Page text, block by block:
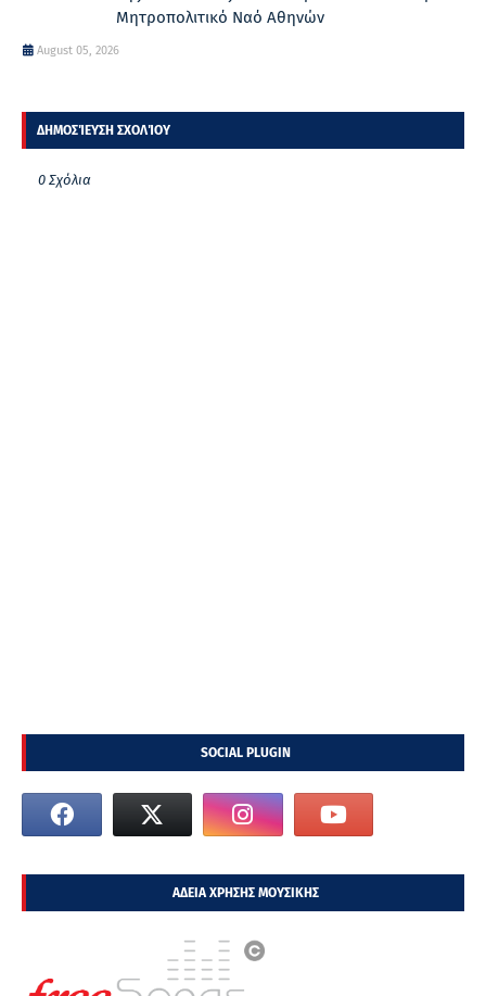
Μητροπολιτικό Ναό Αθηνών
August 05, 2026
ΔΗΜΟΣΊΕΥΣΗ ΣΧΟΛΊΟΥ
0 Σχόλια
SOCIAL PLUGIN
ΑΔΕΙΑ ΧΡΗΣΗΣ ΜΟΥΣΙΚΗΣ